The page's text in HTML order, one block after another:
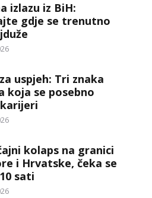
izlazu iz BiH:
gdje se trenutno
uspjeh: Tri znaka
koja se posebno
kolaps na granici
i Hrvatske, čeka se
sati